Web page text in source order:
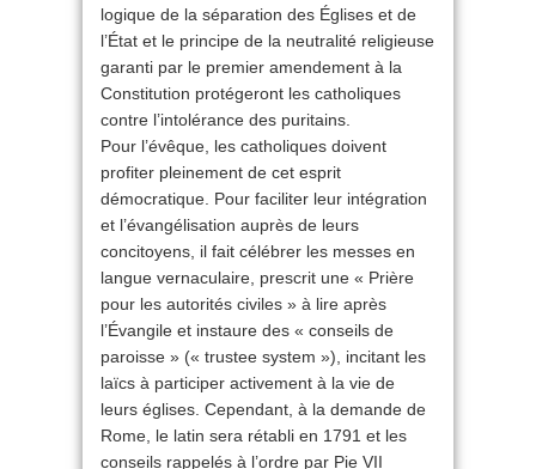
logique de la séparation des Églises et de
l’État et le principe de la neutralité religieuse
garanti par le premier amendement à la
Constitution protégeront les catholiques
contre l’intolérance des puritains.
Pour l’évêque, les catholiques doivent
profiter pleinement de cet esprit
démocratique. Pour faciliter leur intégration
et l’évangélisation auprès de leurs
concitoyens, il fait célébrer les messes en
langue vernaculaire, prescrit une « Prière
pour les autorités civiles » à lire après
l’Évangile et instaure des « conseils de
paroisse » (« trustee system »), incitant les
laïcs à participer activement à la vie de
leurs églises. Cependant, à la demande de
Rome, le latin sera rétabli en 1791 et les
conseils rappelés à l’ordre par Pie VII